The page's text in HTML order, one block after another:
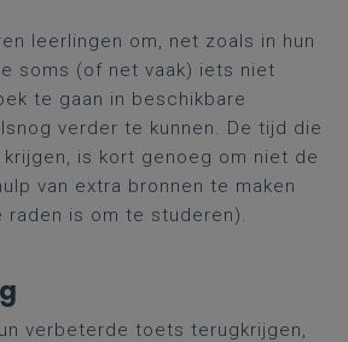
leerlingen om, net zoals in hun
soms (of net vaak) iets niet
te gaan in beschikbare
verder te kunnen. De tijd die
is kort genoeg om niet de
van extra bronnen te maken
raden is om te studeren).
verbeterde toets terugkrijgen,